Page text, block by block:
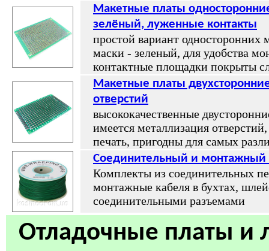
Макетные платы
зелёный, луженные контакты
простой вариант односторонних
маски - зеленый, для удобства
контактные площадки покрыты
Макетные платы
отверстий
высококачественные
имеется металлизация
печать, пригодны для самых
Соединительный и монтажный
Комплекты из соединительных
монтажные кабеля в бухтах,
соединительными разъемами
Отладочные платы и